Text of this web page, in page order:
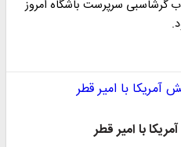
گرشاسبی سرپرست باشگاه امروز
با امیر قطر